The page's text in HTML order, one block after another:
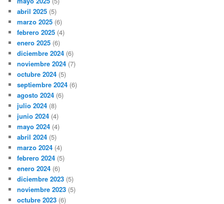
abril 2025 (5)
marzo 2025 (6)
febrero 2025 (4)
enero 2025 (6)
diciembre 2024 (6)
noviembre 2024 (7)
octubre 2024 (5)
septiembre 2024 (6)
agosto 2024 (6)
julio 2024 (8)
junio 2024 (4)
mayo 2024 (4)
abril 2024 (5)
marzo 2024 (4)
febrero 2024 (5)
enero 2024 (6)
diciembre 2023 (5)
noviembre 2023 (5)
octubre 2023 (6)